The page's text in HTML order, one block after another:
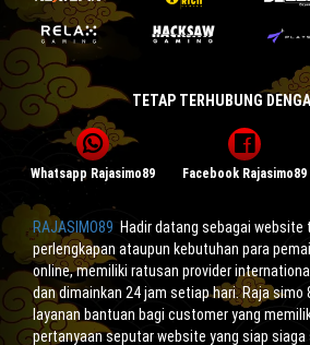
TETAP TERHUBUNG
Whatsapp Rajasimo89 Facebook Rajasimo89
RAJASIMO89 Hadir datang sebagai website
perlengkapan ataupun kebutuhan para
online, memiliki ratusan provider
dan dimainkan 24 jam setiap hari. Raja simo
layanan bantuan bagi customer yang
pertanyaan seputar website yang siap